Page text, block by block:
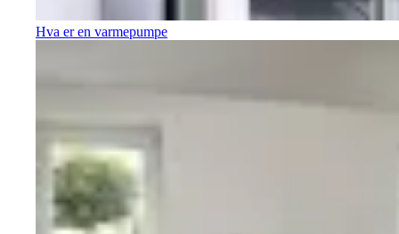
Hva er en varmepumpe